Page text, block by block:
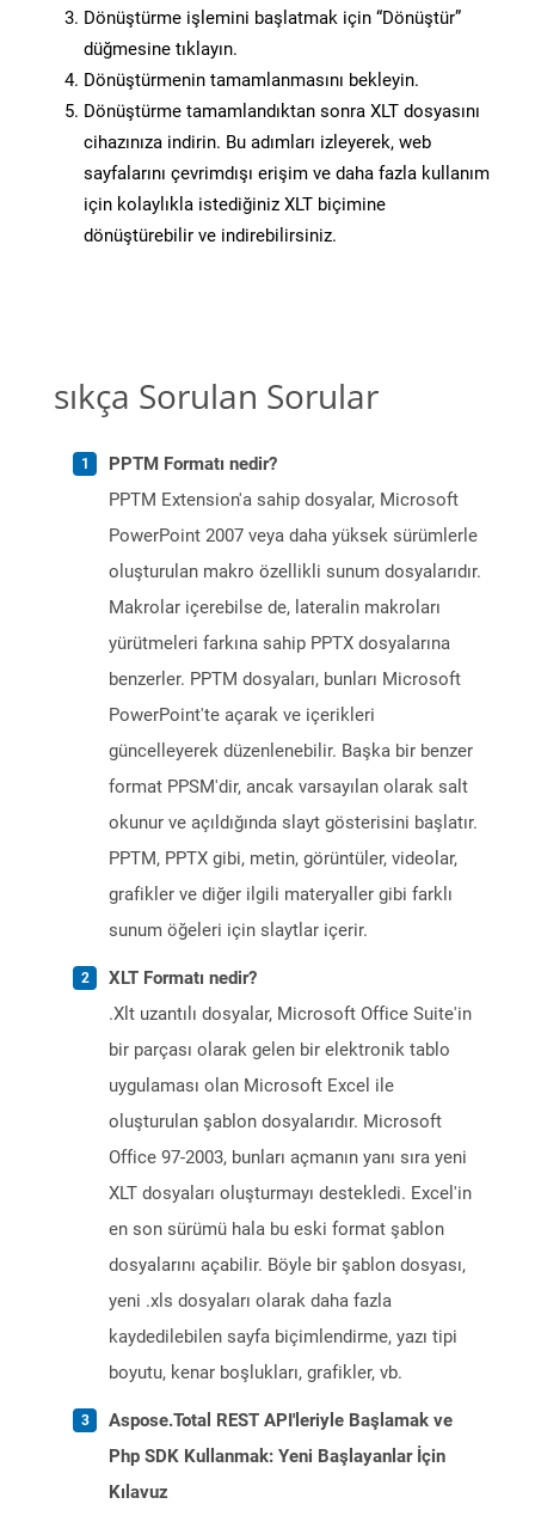
Dönüştürme işlemini başlatmak için “Dönüştür”
düğmesine tıklayın.
Dönüştürmenin tamamlanmasını bekleyin.
Dönüştürme tamamlandıktan sonra XLT dosyasını
cihazınıza indirin. Bu adımları izleyerek, web
sayfalarını çevrimdışı erişim ve daha fazla kullanım
için kolaylıkla istediğiniz XLT biçimine
dönüştürebilir ve indirebilirsiniz.
sıkça Sorulan Sorular
PPTM Formatı nedir?
PPTM Extension'a sahip dosyalar, Microsoft
PowerPoint 2007 veya daha yüksek sürümlerle
oluşturulan makro özellikli sunum dosyalarıdır.
Makrolar içerebilse de, lateralin makroları
yürütmeleri farkına sahip PPTX dosyalarına
benzerler. PPTM dosyaları, bunları Microsoft
PowerPoint'te açarak ve içerikleri
güncelleyerek düzenlenebilir. Başka bir benzer
format PPSM'dir, ancak varsayılan olarak salt
okunur ve açıldığında slayt gösterisini başlatır.
PPTM, PPTX gibi, metin, görüntüler, videolar,
grafikler ve diğer ilgili materyaller gibi farklı
sunum öğeleri için slaytlar içerir.
XLT Formatı nedir?
.Xlt uzantılı dosyalar, Microsoft Office Suite'in
bir parçası olarak gelen bir elektronik tablo
uygulaması olan Microsoft Excel ile
oluşturulan şablon dosyalarıdır. Microsoft
Office 97-2003, bunları açmanın yanı sıra yeni
XLT dosyaları oluşturmayı destekledi. Excel'in
en son sürümü hala bu eski format şablon
dosyalarını açabilir. Böyle bir şablon dosyası,
yeni .xls dosyaları olarak daha fazla
kaydedilebilen sayfa biçimlendirme, yazı tipi
boyutu, kenar boşlukları, grafikler, vb.
Aspose.Total REST API'leriyle Başlamak ve
Php SDK Kullanmak: Yeni Başlayanlar İçin
Kılavuz